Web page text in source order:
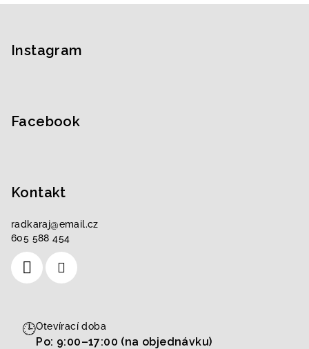
Instagram
Facebook
Kontakt
radkaraj@email.cz
605 588 454
🕒Otevírací doba
Po: 9:00–17:00 (na objednávku)